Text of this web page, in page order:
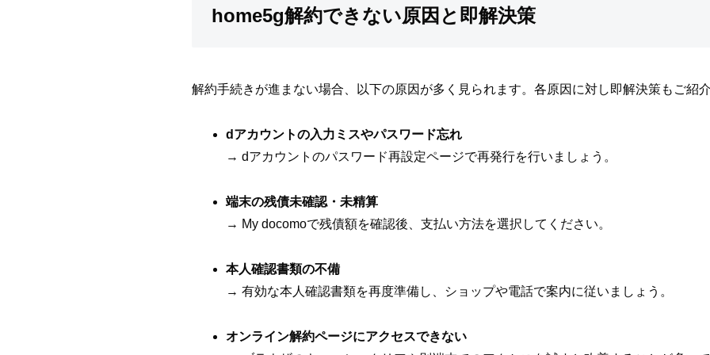
home5g解約できない原因と即解決策
解約手続きが進まない場合、以下の原因が多く見られます。各原因に対し即解決策もご紹介
dアカウントの入力ミスやパスワード忘れ
→ dアカウントのパスワード再設定ページで再発行を行いましょう。
端末の残債未確認・未精算
→ My docomoで残債額を確認後、支払い方法を選択してください。
本人確認書類の不備
→ 有効な本人確認書類を再度準備し、ショップや電話で案内に従いましょう。
オンライン解約ページにアクセスできない